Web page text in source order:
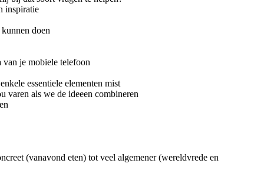
inspiratie
doen
van je mobiele telefoon
essentiele elementen mist
varen als we de ideeen combineren
(vanavond eten) tot veel algemener (wereldvrede en